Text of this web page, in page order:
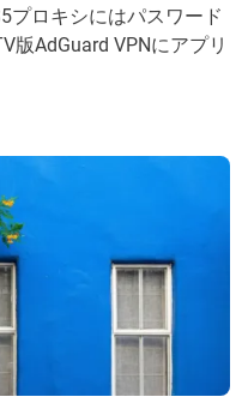
プロキシにはパスワード
版AdGuard VPNにアプリ